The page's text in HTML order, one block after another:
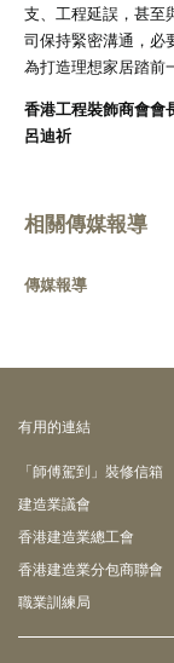
支、工程延誤，甚至
司保持緊密溝通，必
為打造理想家居踏前
香港工程裝飾商會會
呂迪祈
相關傳媒報導
傳媒報導
有⽤的連結
「師傅駕到」裝修信箱
建造業議會
香港建造業總工會
香港建造業分包商聯會
職業訓練局